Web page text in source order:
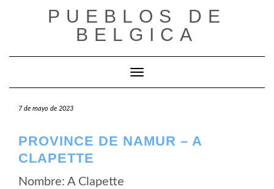
PUEBLOS DE
BELGICA
Cambiar modo de navegación
7 de mayo de 2023
PROVINCE DE NAMUR – A
CLAPETTE
Nombre: A Clapette